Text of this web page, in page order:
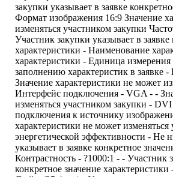
закупки указывает в заявке
Формат изображения 16:9 Значение
изменяться участником закупки
Участник закупки указывает в заявке
характеристики - Наименование
характеристики - Единица
заполнению характеристик в заявке
Значение характеристики не может
Интерфейс подключения - VGA - -
изменяться участником закупки -
подключения к источнику
характеристики не может
энергетической эффективности - Не
указывает в заявке конкретное
Контрастность - ?1000:1 - - Участник
конкретное значение